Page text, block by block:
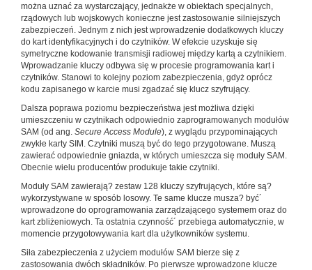
można uznać za wystarczający, jednakże w obiektach specjalnych,
rządowych lub wojskowych konieczne jest zastosowanie silniejszych
zabezpieczeń. Jednym z nich jest wprowadzenie dodatkowych kluczy
do kart identyfikacyjnych i do czytników. W efekcie uzyskuje się
symetryczne kodowanie transmisji radiowej między kartą a czytnikiem.
Wprowadzanie kluczy odbywa się w procesie programowania kart i
czytników. Stanowi to kolejny poziom zabezpieczenia, gdyż oprócz
kodu zapisanego w karcie musi zgadzać się klucz szyfrujący.
Dalsza poprawa poziomu bezpieczeństwa jest możliwa dzięki
umieszczeniu w czytnikach odpowiednio zaprogramowanych modułów
SAM (od ang. Secure Access Module), z wyglądu przypominających
zwykłe karty SIM. Czytniki muszą być do tego przygotowane. Muszą
zawierać odpowiednie gniazda, w których umieszcza się moduły SAM.
Obecnie wielu producentów produkuje takie czytniki.
Moduły SAM zawierają? zestaw 128 kluczy szyfrujących, które są?
wykorzystywane w sposób losowy. Te same klucze musza? być´
wprowadzone do oprogramowania zarządzającego systemem oraz do
kart zbliżeniowych. Ta ostatnia czynność´ przebiega automatycznie, w
momencie przygotowywania kart dla użytkowników systemu.
Siła zabezpieczenia z użyciem modułów SAM bierze się z
zastosowania dwóch składników. Po pierwsze wprowadzone klucze